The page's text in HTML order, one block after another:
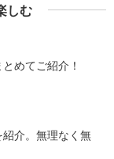
しむ
めてご紹介！
介。無理なく無